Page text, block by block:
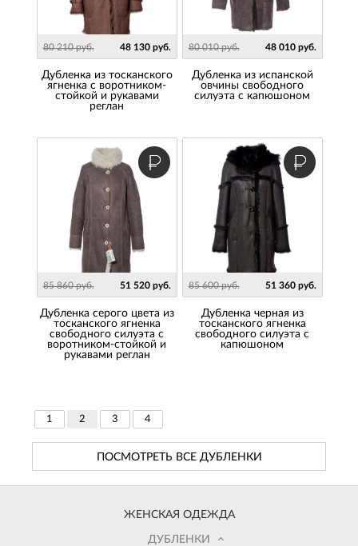
80 210 руб. 48 130 руб.
дубленка из тосканского
ягненка с воротником-
стойкой и рукавами
реглан
80 010 руб. 48 010 руб.
Дубленка из испанской
овчины свободного
силуэта с капюшоном
85 860 руб. 51 520 руб.
Дубленка серого цвета из
тосканского ягненка
свободного силуэта с
воротником-стойкой и
рукавами реглан
85 600 руб. 51 360 руб.
Дубленка черная из
тосканского ягненка
свободного силуэта с
капюшоном
1 2 3 4
ПОСМОТРЕТЬ ВСЕ ДУБЛЕНКИ
ЖЕНСКАЯ ОДЕЖДА
ДУБЛЕНКИ